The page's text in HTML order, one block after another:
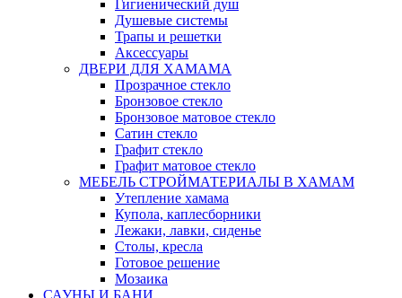
Гигиенический душ
Душевые системы
Трапы и решетки
Аксессуары
ДВЕРИ ДЛЯ ХАМАМА
Прозрачное стекло
Бронзовое стекло
Бронзовое матовое стекло
Сатин стекло
Графит стекло
Графит матовое стекло
МЕБЕЛЬ СТРОЙМАТЕРИАЛЫ В ХАМАМ
Утепление хамама
Купола, каплесборники
Лежаки, лавки, сиденье
Столы, кресла
Готовое решение
Мозаика